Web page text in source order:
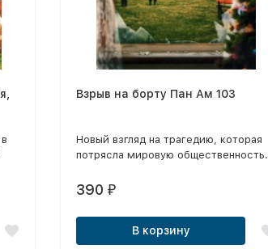
Взрыв на борту Пан Ам 103
Новый взгляд на трагедию, которая
потрясла мировую общественность.
390 ₽
В корзину